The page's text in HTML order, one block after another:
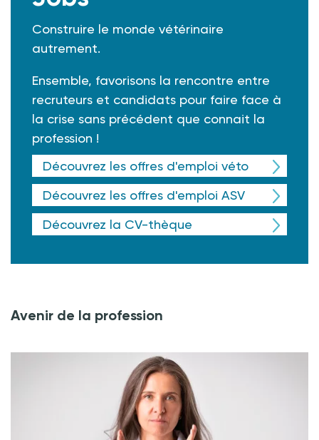
Construire le monde vétérinaire
autrement.
Ensemble, favorisons la rencontre entre
recruteurs et candidats pour faire face à
la crise sans précédent que connait la
profession !
Découvrez les offres d'emploi véto
Découvrez les offres d'emploi ASV
Découvrez la CV-thèque
Avenir de la profession